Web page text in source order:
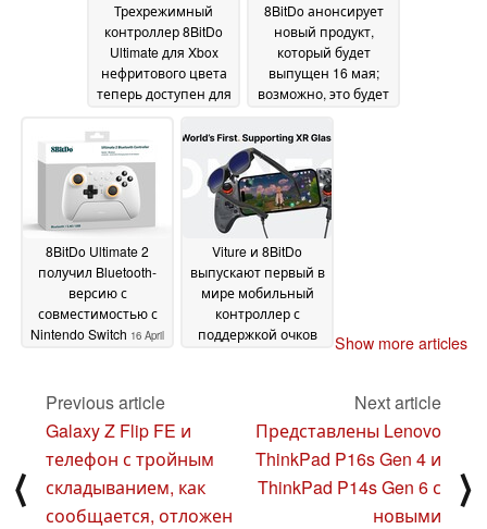
Трехрежимный
контроллер 8BitDo
Ultimate для Xbox
нефритового цвета
теперь доступен для
стартовой скидкой16
8BitDo анонсирует
новый продукт,
который будет
выпущен 16 мая;
возможно, это будет
рычага15 May 2025
8BitDo Ultimate 2
получил Bluetooth-
версию с
совместимостью с
Nintendo Switch 16 April
Viture и 8BitDo
выпускают первый в
мире мобильный
контроллер с
поддержкой очков
Show more articles
⟨
Previous article
Galaxy Z Flip FE и
телефон с тройным
складыванием, как
сообщается, отложен
Next article
Представлены Lenovo
ThinkPad P16s Gen 4 и
ThinkPad P14s Gen 6 с
новыми
⟩